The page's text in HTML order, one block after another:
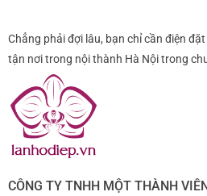
Chẳng phải đợi lâu, bạn chỉ cần điện
tận nơi trong nội thành Hà Nội trong
CÔNG TY TNHH MỘT THÀNH